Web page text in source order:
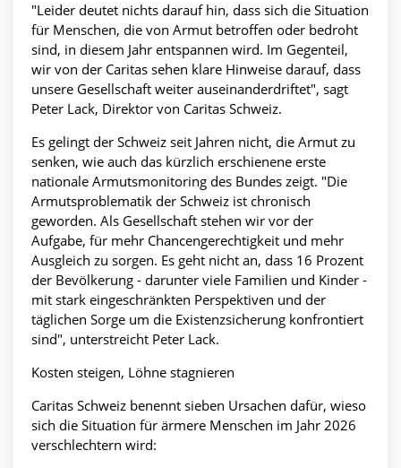
"Leider deutet nichts darauf hin, dass sich die Situation
für Menschen, die von Armut betroffen oder bedroht
sind, in diesem Jahr entspannen wird. Im Gegenteil,
wir von der Caritas sehen klare Hinweise darauf, dass
unsere Gesellschaft weiter auseinanderdriftet", sagt
Peter Lack, Direktor von Caritas Schweiz.
Es gelingt der Schweiz seit Jahren nicht, die Armut zu
senken, wie auch das kürzlich erschienene erste
nationale Armutsmonitoring des Bundes zeigt. "Die
Armutsproblematik der Schweiz ist chronisch
geworden. Als Gesellschaft stehen wir vor der
Aufgabe, für mehr Chancengerechtigkeit und mehr
Ausgleich zu sorgen. Es geht nicht an, dass 16 Prozent
der Bevölkerung - darunter viele Familien und Kinder -
mit stark eingeschränkten Perspektiven und der
täglichen Sorge um die Existenzsicherung konfrontiert
sind", unterstreicht Peter Lack.
Kosten steigen, Löhne stagnieren
Caritas Schweiz benennt sieben Ursachen dafür, wieso
sich die Situation für ärmere Menschen im Jahr 2026
verschlechtern wird: